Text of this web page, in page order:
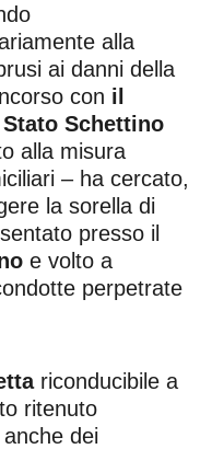
alla
ai danni della
con il
Schettino
alla misura
– ha cercato,
la sorella di
presso il
e volto a
perpetrate
riconducibile a
ritenuto
dei